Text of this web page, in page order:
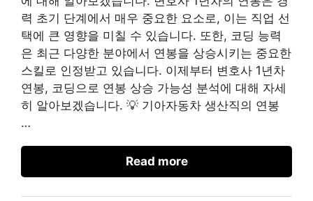
력 초기 단계에서 매우 중요한 요소로, 이는 직업 선
택에 큰 영향을 미칠 수 있습니다. 또한, 코딩 능력
은 최근 다양한 분야에서 연봉을 상승시키는 중요한
스킬로 인정받고 있습니다. 이제부터 변호사 1년차
연봉, 코딩으로 연봉 상승 가능성 분석에 대해 자세
히 알아보겠습니다. 💡 기아자동차 생산직의 연봉
…
Read more